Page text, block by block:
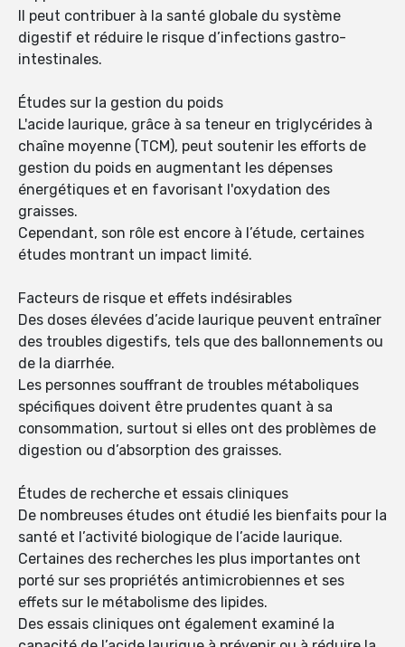
Il peut contribuer à la santé globale du système
digestif et réduire le risque d’infections gastro-
intestinales.
Études sur la gestion du poids
L'acide laurique, grâce à sa teneur en triglycérides à
chaîne moyenne (TCM), peut soutenir les efforts de
gestion du poids en augmentant les dépenses
énergétiques et en favorisant l'oxydation des
graisses.
Cependant, son rôle est encore à l’étude, certaines
études montrant un impact limité.
Facteurs de risque et effets indésirables
Des doses élevées d’acide laurique peuvent entraîner
des troubles digestifs, tels que des ballonnements ou
de la diarrhée.
Les personnes souffrant de troubles métaboliques
spécifiques doivent être prudentes quant à sa
consommation, surtout si elles ont des problèmes de
digestion ou d’absorption des graisses.
Études de recherche et essais cliniques
De nombreuses études ont étudié les bienfaits pour la
santé et l’activité biologique de l’acide laurique.
Certaines des recherches les plus importantes ont
porté sur ses propriétés antimicrobiennes et ses
effets sur le métabolisme des lipides.
Des essais cliniques ont également examiné la